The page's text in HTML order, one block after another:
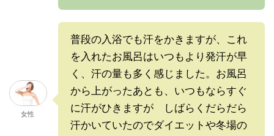
女性
普段の入浴でも汗をかきますが、これ
を入れたお風呂はいつもより発汗が早
く、汗の量も多く感じました。お風呂
から上がったあとも、いつもならすぐ
に汗がひきますが しばらくだらだら
汗かいていたのでダイエットや冬場の